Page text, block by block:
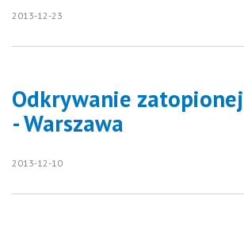
2013-12-23
Odkrywanie
- Warszawa
2013-12-10